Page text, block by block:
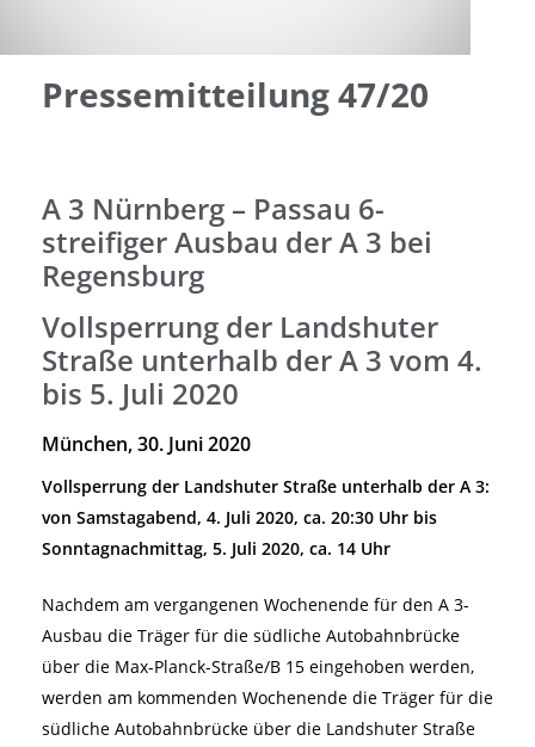
Pressemitteilung 47/20
A 3 Nürnberg – Passau 6-
streifiger Ausbau der A 3 bei
Regensburg
Vollsperrung der Landshuter
Straße unterhalb der A 3 vom 4.
bis 5. Juli 2020
München, 30. Juni 2020
Vollsperrung der Landshuter Straße unterhalb der A 3:
von Samstagabend, 4. Juli 2020, ca. 20:30 Uhr bis
Sonntagnachmittag, 5. Juli 2020, ca. 14 Uhr
Nachdem am vergangenen Wochenende für den A 3-
Ausbau die Träger für die südliche Autobahnbrücke
über die Max-Planck-Straße/B 15 eingehoben werden,
werden am kommenden Wochenende die Träger für die
südliche Autobahnbrücke über die Landshuter Straße